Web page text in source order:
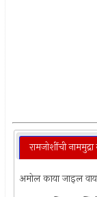
रामजोशींची
अमोल काया जाइल